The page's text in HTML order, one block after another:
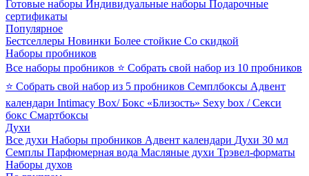
Готовые наборы Индивидуальные наборы Подарочные
сертификаты
Популярное
Бестселлеры Новинки Более стойкие Со скидкой
Наборы пробников
Все наборы пробников ⭐ Собрать свой набор из 10 пробников
⭐ Собрать свой набор из 5 пробников Семплбоксы Адвент
календари Intimacy Box/ Бокс «Близость» Sexy box / Секси
бокс Смартбоксы
Духи
Все духи Наборы пробников Адвент календари Духи 30 мл
Семплы Парфюмерная вода Масляные духи Трэвел-форматы
Наборы духов